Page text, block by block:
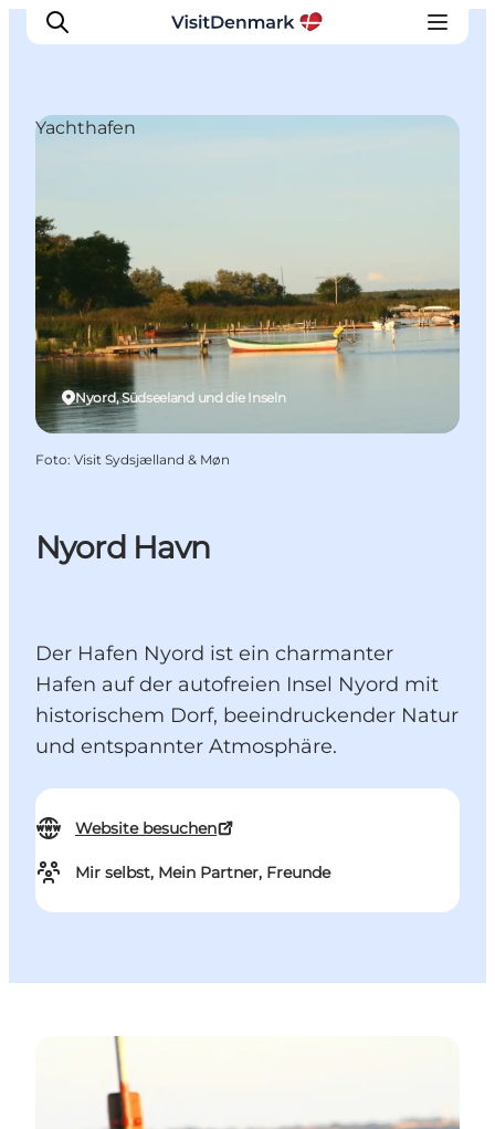
Regionen
Erlebnisse
Unterkünfte
Reiseplanung
Nyord Havn
Der Hafen Nyord ist ein charmanter
Hafen auf der autofreien Insel Nyord mit
historischem Dorf, beeindruckender Natur
und entspannter Atmosphäre.
Website besuchen
Mir selbst, Mein Partner, Freunde
Nyord, Südseeland und die Inseln
Yachthafen
Foto: Visit Sydsjælland & Møn